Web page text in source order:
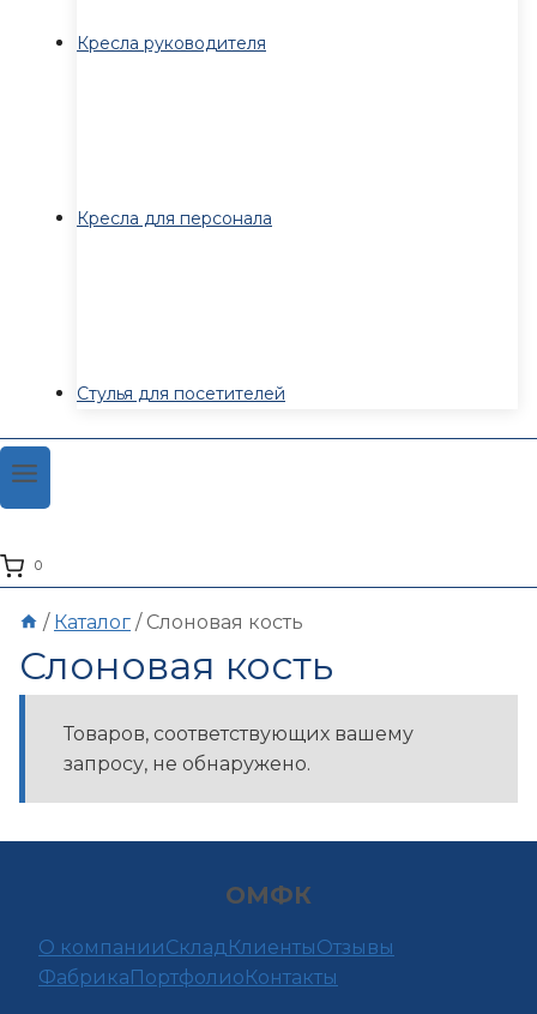
Кресла руководителя
Кресла для персонала
Стулья для посетителей
0
/ Каталог / Слоновая кость
Слоновая кость
Товаров, соответствующих вашему
запросу, не обнаружено.
ОМФК
О компанииСкладКлиентыОтзывы
ФабрикаПортфолиоКонтакты